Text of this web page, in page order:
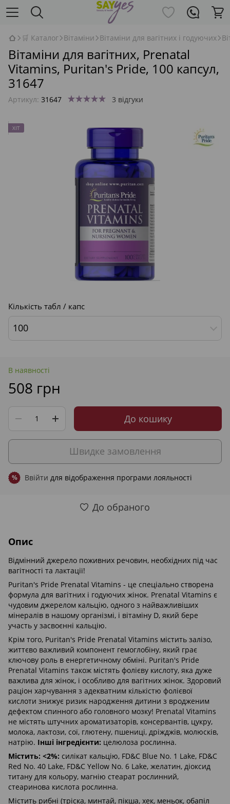
🛒 Каталог Вітаміни Вітаміни для вагітних і годуючих
Вітаміни для вагітних, Prenatal
Vitamins, Puritan's Pride, 100 капсул,
31647
Артикул: 31647 3 відгуки
ХІТ
Кількість табл / капс
100
В наявності
508 грн
До кошику
Швидке замовлення
% Ввійти для відображення програми лояльності
До обраного
Опис
Відмінний джерело поживних речовин, необхідних під час
вагітності та лактації!
Puritan's Pride Prenatal Vitamins - це спеціально створена
формула для вагітних і годуючих жінок. Prenatal Vitamins є
чудовим джерелом кальцію, одного з найважливіших
мінералів в нашому організмі, і вітаміну D, який бере
участь у засвоєнні кальцію.
Крім того, Puritan's Pride Prenatal Vitamins містить залізо,
життєво важливий компонент гемоглобіну, який грає
ключову роль в енергетичному обміні. Puritan's Pride
Prenatal Vitamins також містять фолієву кислоту, яка дуже
важлива для жінок, і особливо для вагітних жінок. Здоровий
раціон харчування з адекватним кількістю фолієвої
кислоти знижує ризик народження дитини з вродженим
дефектом спинного або головного мозку! Prenatal Vitamins
не містять штучних ароматизаторів, консервантів, цукру,
молока, лактози, сої, глютену, пшениці, дріжджів, молюсків,
натрію. Інші інгредієнти: целюлоза рослинна.
Містить: <2%: силікат кальцію, FD&C Blue No. 1 Lake, FD&C
Red No. 40 Lake, FD&C Yellow No. 6 Lake, желатин, діоксид
титану для кольору, магнію стеарат рослинний,
стеаринова кислота рослинна.
Містить рибні (тріска, минтай, пікша, хек, меньок, обапіл